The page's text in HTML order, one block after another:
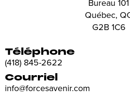
Bureau 101
Québec,
G2B 1C6
Téléphone
(418) 845-2622
Courriel
info@forcesavenir.com